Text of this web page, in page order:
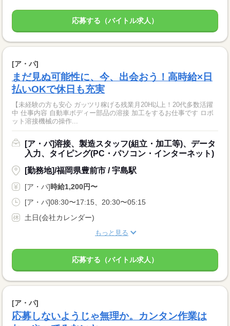
応募する（バイトル求人）
[ア・パ]
まだ見ぬ可能性に、今、出会おう！高時給×日
払いOKで休日も充実
【未経験の方も安心 ガッツリ稼げる残業月20H以上！20代多数活躍
中 仕事内容 自動車ボディー部品の溶接 加工をするお仕事です ロボ
ット溶接機械の操作...
[ア・パ]溶接、製造スタッフ(組立・加工等)、データ
入力、タイピング(PC・パソコン・インターネット)
[勤務地]/福岡県豊前市 / 宇島駅
[ア・パ]時給1,200円〜
[ア・パ]08:30〜17:15、20:30〜05:15
土日(会社カレンダー)
もっと見る
応募する（バイトル求人）
[ア・パ]
応募しないようじゃ無理か。カンタン作業は